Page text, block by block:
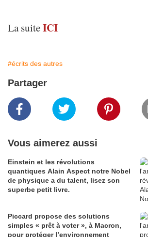
La suiteICI
#écrits des autres
Partager
Vous aimerez aussi
Einstein et les révolutions
quantiques Alain Aspect notre Nobel
de physique a du talent, lisez son
superbe petit livre.
Piccard propose des solutions
simples « prêt à voter », à Macron,
pour protéger l’environnement